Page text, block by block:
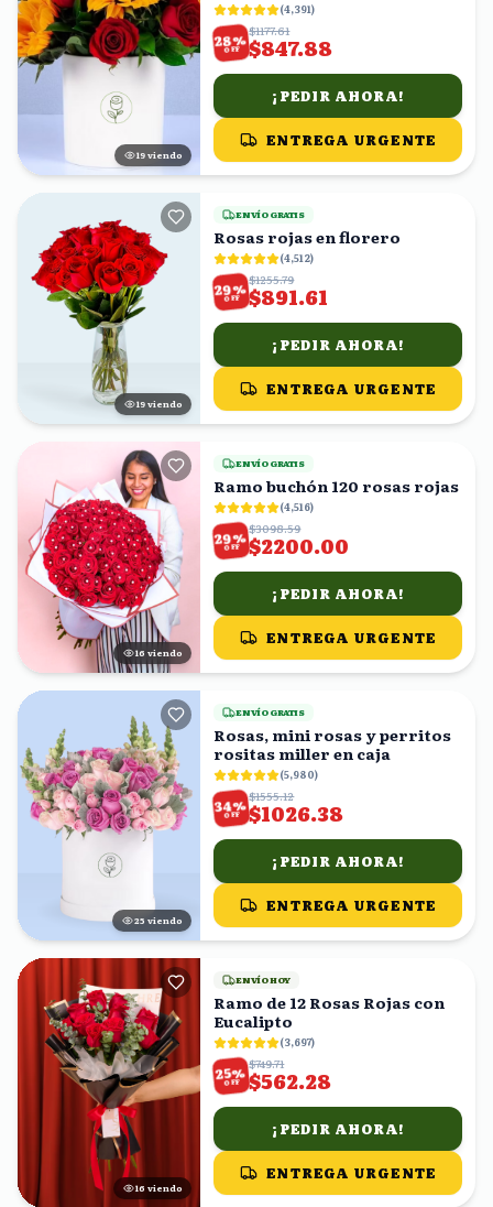
19 viendo
(4,391)
28%
OFF
$1177.61
$847.88
¡PEDIR AHORA!
ENTREGA URGENTE
18 viendo
ENVÍO GRATIS
Rosas rojas en florero
(4,512)
29%
OFF
$1255.79
$891.61
¡PEDIR AHORA!
ENTREGA URGENTE
15 viendo
ENVÍO GRATIS
Ramo buchón 120 rosas rojas
(4,516)
29%
OFF
$3098.59
$2200.00
¡PEDIR AHORA!
ENTREGA URGENTE
24 viendo
ENVÍO GRATIS
Rosas, mini rosas y perritos
rositas miller en caja
(5,980)
34%
OFF
$1555.12
$1026.38
¡PEDIR AHORA!
ENTREGA URGENTE
16 viendo
ENVÍO HOY
Ramo de 12 Rosas Rojas con
Eucalipto
(3,697)
25%
OFF
$749.71
$562.28
¡PEDIR AHORA!
ENTREGA URGENTE